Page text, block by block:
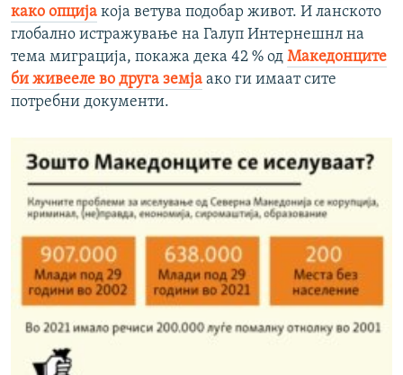
како опција која ветува подобар живот. И ланското
глобално истражување на Галуп Интернешнл на
тема миграција, покажа дека 42 % од Македонците
би живееле во друга земја ако ги имаат сите
потребни документи.